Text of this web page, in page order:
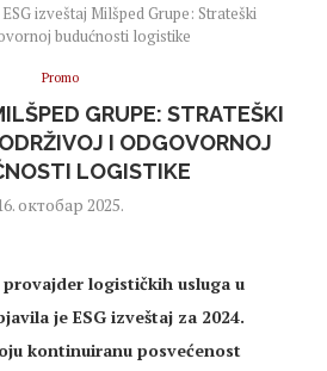
ESG izveštaj Milšped Grupe: Strateški
budućnosti logistike
Promo
GRUPE: STRATEŠKI
I ODGOVORNOJ
LOGISTIKE
октобар 2025.
provajder logističkih usluga u
je ESG izveštaj za 2024.
kontinuiranu posvećenost